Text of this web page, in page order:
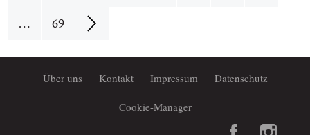
…
69
Über uns Kontakt Impressum Datenschutz
Cookie-Manager